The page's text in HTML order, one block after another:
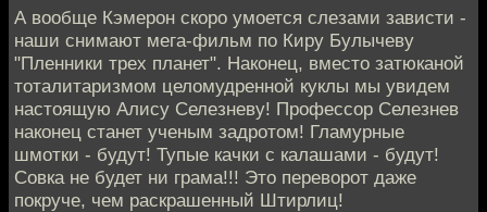
А вообще Кэмерон скоро умоется слезами зависти -
наши снимают мега-фильм по Киру Булычеву
"Пленники трех планет". Наконец, вместо затюканой
тоталитаризмом целомудренной куклы мы увидем
настоящую Алису Селезневу! Профессор Селезнев
наконец станет ученым задротом! Гламурные
шмотки - будут! Тупые качки с калашами - будут!
Совка не будет ни грама!!! Это переворот даже
покруче, чем раскрашенный Штирлиц!